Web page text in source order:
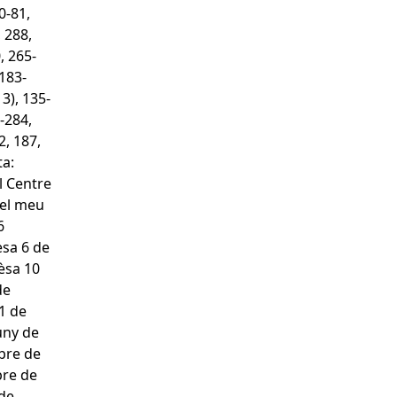
81,
288,
265-
135-
284,
187,
Centre
meu
6 de
10
de
de
de
de